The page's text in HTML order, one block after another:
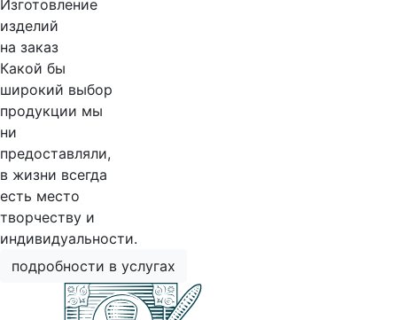
Изготовление
изделий
на заказ
Какой бы
широкий выбор
продукции мы
ни
предоставляли,
в жизни всегда
есть место
творчеству и
индивидуальности.
подробности в услугах